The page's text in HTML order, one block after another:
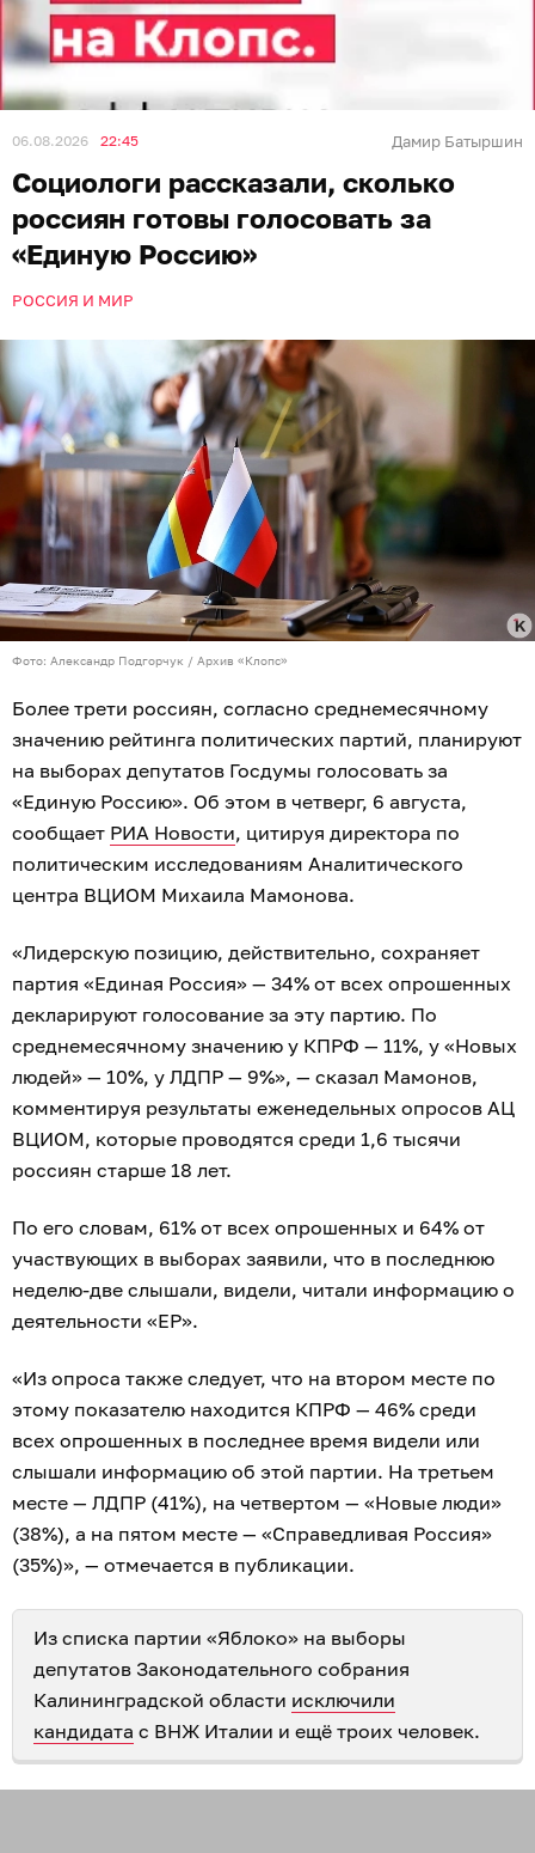
06.08.2026 22:45 Дамир Батыршин
Социологи рассказали, сколько
россиян готовы голосовать за
«Единую Россию»
РОССИЯ И МИР
Фото: Александр Подгорчук / Архив «Клопс»
Более трети россиян, согласно среднемесячному
значению рейтинга политических партий, планируют
на выборах депутатов Госдумы голосовать за
«Единую Россию». Об этом в четверг, 6 августа,
сообщает РИА Новости, цитируя директора по
политическим исследованиям Аналитического
центра ВЦИОМ Михаила Мамонова.
«Лидерскую позицию, действительно, сохраняет
партия «Единая Россия» — 34% от всех опрошенных
декларируют голосование за эту партию. По
среднемесячному значению у КПРФ — 11%, у «Новых
людей» — 10%, у ЛДПР — 9%», — сказал Мамонов,
комментируя результаты еженедельных опросов АЦ
ВЦИОМ, которые проводятся среди 1,6 тысячи
россиян старше 18 лет.
По его словам, 61% от всех опрошенных и 64% от
участвующих в выборах заявили, что в последнюю
неделю-две слышали, видели, читали информацию о
деятельности «ЕР».
«Из опроса также следует, что на втором месте по
этому показателю находится КПРФ — 46% среди
всех опрошенных в последнее время видели или
слышали информацию об этой партии. На третьем
месте — ЛДПР (41%), на четвертом — «Новые люди»
(38%), а на пятом месте — «Справедливая Россия»
(35%)», — отмечается в публикации.
Из списка партии «Яблоко» на выборы
депутатов Законодательного собрания
Калининградской области исключили
кандидата с ВНЖ Италии и ещё троих человек.